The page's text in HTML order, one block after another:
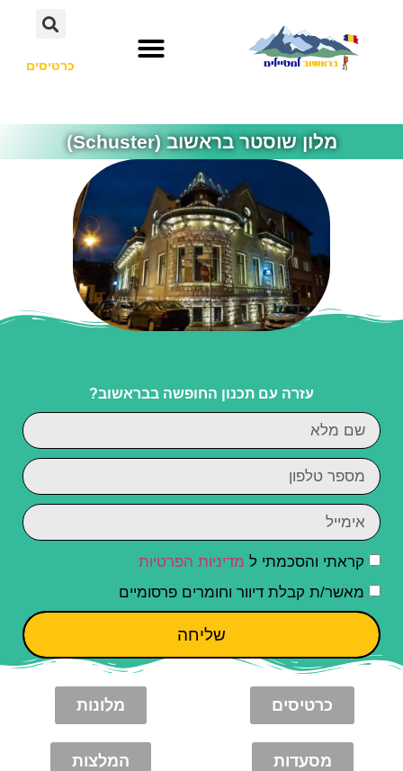
כרטיסים
מלון שוסטר בראשוב (Schuster)
עזרה עם תכנון החופשה בבראשוב?
קראתי והסכמתי ל מדיניות הפרטיות
מאשר/ת קבלת דיוור וחומרים פרסומיים
שליחה
כרטיסים מלונות
מסעדות המלצות